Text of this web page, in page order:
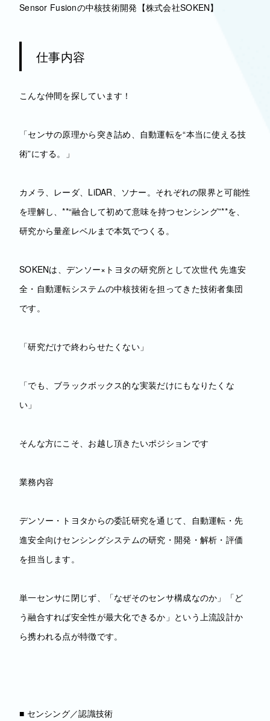
Sensor Fusionの中核技術開発【株式会社SOKEN】
仕事内容
こんな仲間を探しています！
「センサの原理から突き詰め、自動運転を“本当に使える技
術”にする。」
カメラ、レーダ、LiDAR、ソナー。それぞれの限界と可能性
を理解し、**“融合して初めて意味を持つセンシング”**を、
研究から量産レベルまで本気でつくる。
SOKENは、デンソー×トヨタの研究所として次世代 先進安
全・自動運転システムの中核技術を担ってきた技術者集団
です。
「研究だけで終わらせたくない」
「でも、ブラックボックス的な実装だけにもなりたくな
い」
そんな方にこそ、お越し頂きたいポジションです
業務内容
デンソー・トヨタからの委託研究を通じて、自動運転・先
進安全向けセンシングシステムの研究・開発・解析・評価
を担当します。
単一センサに閉じず、「なぜそのセンサ構成なのか」「ど
う融合すれば安全性が最大化できるか」という上流設計か
ら携われる点が特徴です。
■ センシング／認識技術